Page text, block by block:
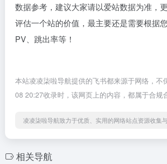
数据参考，建议大家请以爱站数据为准，
评估一个站的价值，最主要还是需要根据
PV、跳出率等！
本站凌凌柒啦导航提供的飞书都来源于网络，
08 20:27收录时，该网页上的内容，都属于合规
凌凌柒啦导航致力于优质、实用的网络站点资源收集
相关导航